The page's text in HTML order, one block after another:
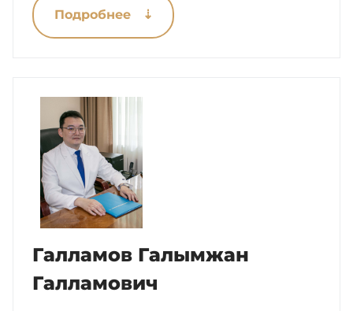
Подробнее ⇣
Галламов Галымжан
Галламович